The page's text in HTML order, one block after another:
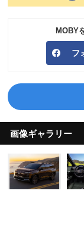
MOBY
フ
画像ギャラリー